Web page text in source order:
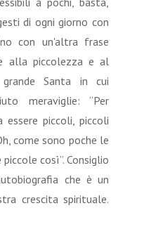
di ogni giorno con
con un'altra frase
alla piccolezza e al
Santa in cui
meraviglie: “Per
essere piccoli, piccoli
come sono poche le
così”. Consiglio
che è un
crescita spirituale.